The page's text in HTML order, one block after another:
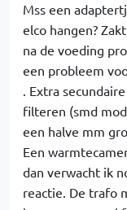
Mss een
elco hangen?
na de voeding
een probleem
. Extra
filteren (smd
een halve mm
Een
dan verwacht ik
reactie. De trafo